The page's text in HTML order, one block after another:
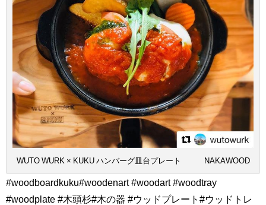
WUTO WURK × KUKU ハンバーグ皿台プレート NAKAWOOD
#woodboardkuku#woodenart #woodart #woodtray
#woodplate #木頭杉#木の器 #ウッドプレート#ウッドトレ